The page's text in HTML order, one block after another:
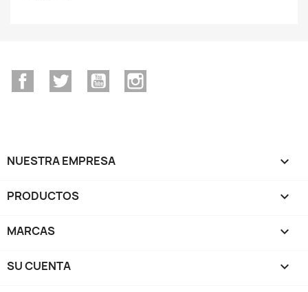
FacebookTwitter YouTube
NUESTRA EMPRESA 
PRODUCTOS 
MARCAS 
SU CUENTA 